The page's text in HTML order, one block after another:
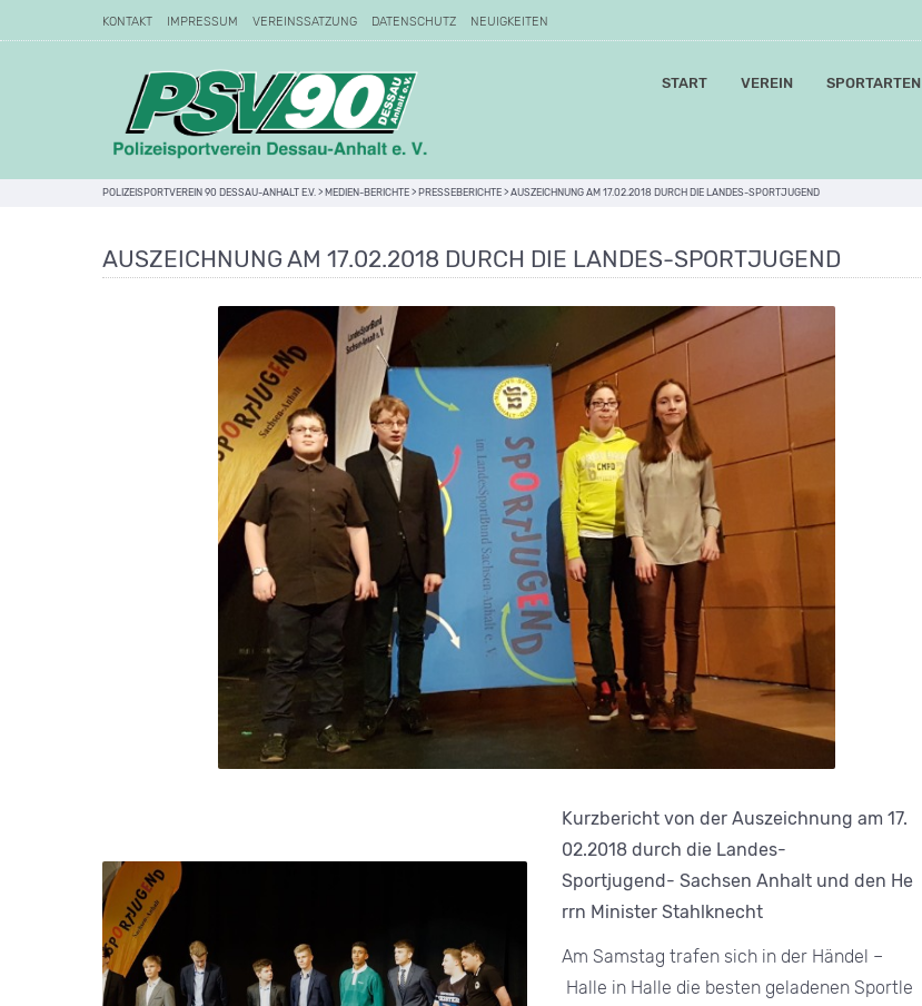
KONTAKT IMPRESSUM VEREINSSATZUNG DATENSCHUTZ NEUIGKEITEN
START VEREIN SPORTARTEN
POLIZEISPORTVEREIN 90 DESSAU-ANHALT E.V. > MEDIEN-BERICHTE > PRESSEBERICHTE > AUSZEICHNUNG AM 17.02.2018 DURCH DIE LANDES-SPORTJUGEND
AUSZEICHNUNG AM 17.02.2018 DURCH DIE LANDES-SPORTJUGEND
Kurzbericht von der Auszeichnung am 17.
02.2018 durch die Landes-
Sportjugend- Sachsen Anhalt und den He
rrn Minister Stahlknecht
Am Samstag trafen sich in der Händel –
Halle in Halle die besten geladenen Sportle